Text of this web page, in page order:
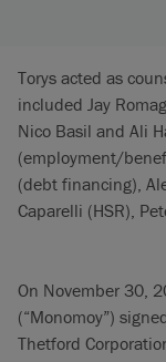
Torys acted as
included Jay
Nico Basil and Ali
(employment/
(debt financing),
Caparelli (HSR),
On November 30,
(“Monomoy”)
Thetford